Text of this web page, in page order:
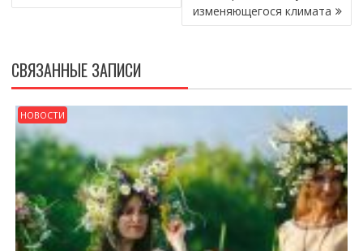
изменяющегося климата
СВЯЗАННЫЕ ЗАПИСИ
НОВОСТИ